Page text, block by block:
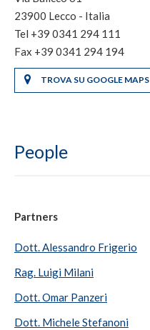
23900 Lecco - Italia
Tel +39 0341 294 111
Fax +39 0341 294 194
TROVA SU GOOGLE MAPS
People
Partners
Dott. Alessandro Frigerio
Rag. Luigi Milani
Dott. Omar Panzeri
Dott. Michele Stefanoni